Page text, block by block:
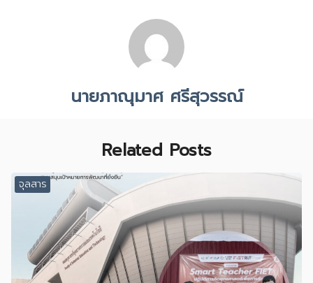
นายภาณุมาศ ศรีสุวรรณ์
Related Posts
จุลสาร